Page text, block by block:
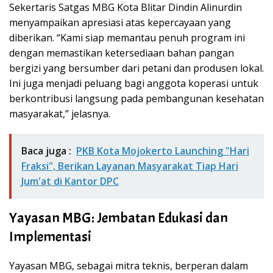
Sekertaris Satgas MBG Kota Blitar Dindin Alinurdin
menyampaikan apresiasi atas kepercayaan yang
diberikan. “Kami siap memantau penuh program ini
dengan memastikan ketersediaan bahan pangan
bergizi yang bersumber dari petani dan produsen lokal.
Ini juga menjadi peluang bagi anggota koperasi untuk
berkontribusi langsung pada pembangunan kesehatan
masyarakat,” jelasnya.
Baca juga : PKB Kota Mojokerto Launching "Hari
Fraksi", Berikan Layanan Masyarakat Tiap Hari
Jum'at di Kantor DPC
Yayasan MBG: Jembatan Edukasi dan
Implementasi
Yayasan MBG, sebagai mitra teknis, berperan dalam